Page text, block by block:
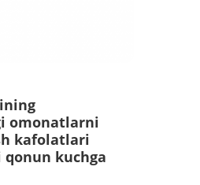
omonatlarni
kafolatlari
qonun kuchga